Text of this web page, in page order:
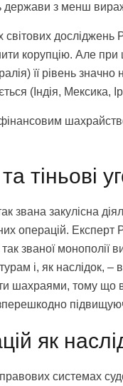
держави з менш
світових
корупцію. Але
її рівень значно
(Індія, Мексика,
тіньові
звана закулісна
операцій.
званої монополії
і, як наслідок, –
шахраями, тому що
як
системах